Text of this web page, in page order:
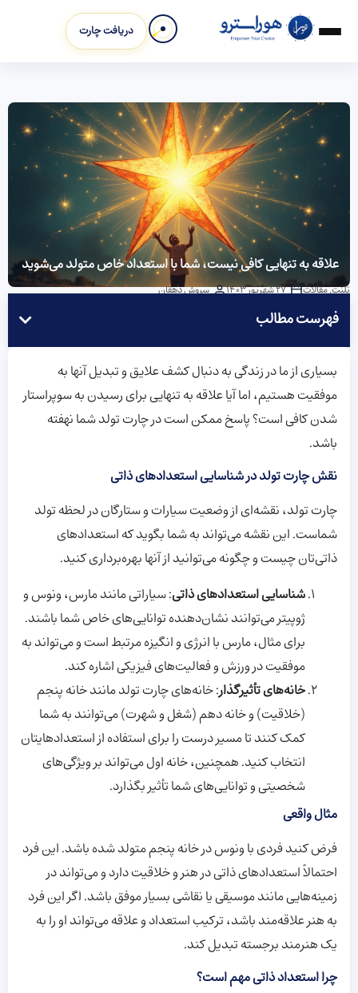
دریافت چارت
علاقه به تنهایی کافی نیست، شما با استعداد خاص متولد می‌شوید
تلنت,مقالات 27 شهریور 1403 سروش دهقان
فهرست مطالب
بسیاری از ما در زندگی به دنبال کشف علایق و تبدیل آنها به
موفقیت هستیم، اما آیا علاقه به تنهایی برای رسیدن به سوپراستار
شدن کافی است؟ پاسخ ممکن است در چارت تولد شما نهفته
باشد.
نقش چارت تولد در شناسایی استعدادهای ذاتی
چارت تولد، نقشه‌ای از وضعیت سیارات و ستارگان در لحظه تولد
شماست. این نقشه می‌تواند به شما بگوید که استعدادهای
ذاتی‌تان چیست و چگونه می‌توانید از آنها بهره‌برداری کنید.
شناسایی استعدادهای ذاتی: سیاراتی مانند مارس، ونوس و
ژوپیتر می‌توانند نشان‌دهنده توانایی‌های خاص شما باشند.
برای مثال، مارس با انرژی و انگیزه مرتبط است و می‌تواند به
موفقیت در ورزش و فعالیت‌های فیزیکی اشاره کند.
خانه‌های تأثیرگذار: خانه‌های چارت تولد مانند خانه پنجم
(خلاقیت) و خانه دهم (شغل و شهرت) می‌توانند به شما
کمک کنند تا مسیر درست را برای استفاده از استعدادهایتان
انتخاب کنید. همچنین، خانه اول می‌تواند بر ویژگی‌های
شخصیتی و توانایی‌های شما تأثیر بگذارد.
مثال واقعی
فرض کنید فردی با ونوس در خانه پنجم متولد شده باشد. این فرد
احتمالاً استعدادهای ذاتی در هنر و خلاقیت دارد و می‌تواند در
زمینه‌هایی مانند موسیقی یا نقاشی بسیار موفق باشد. اگر این فرد
به هنر علاقه‌مند باشد، ترکیب استعداد و علاقه می‌تواند او را به
یک هنرمند برجسته تبدیل کند.
چرا استعداد ذاتی مهم است؟